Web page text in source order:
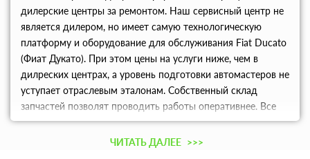
дилерские центры за ремонтом. Наш сервисный центр не
является дилером, но имеет самую технологическую
платформу и оборудование для обслуживания Fiat Ducato
(Фиат Дукато). При этом цены на услуги ниже, чем в
дилреских центрах, а уровень подготовки автомастеров не
уступает отраслевым эталонам. Собственный склад
запчастей позволят проводить работы оперативнее. Все
отсутствующие комплектующие поставляются в день
обращения в сервисный центр. Механики
ЧИТАТЬ ДАЛЕЕ >>>